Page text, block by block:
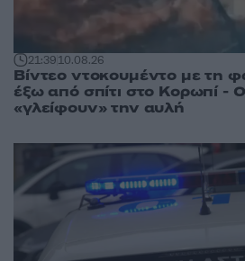
21:3910.08.26
Βίντεο ντοκουμέντο με τη
έξω από σπίτι στο Κορωπί -
«γλείφουν» την αυλή